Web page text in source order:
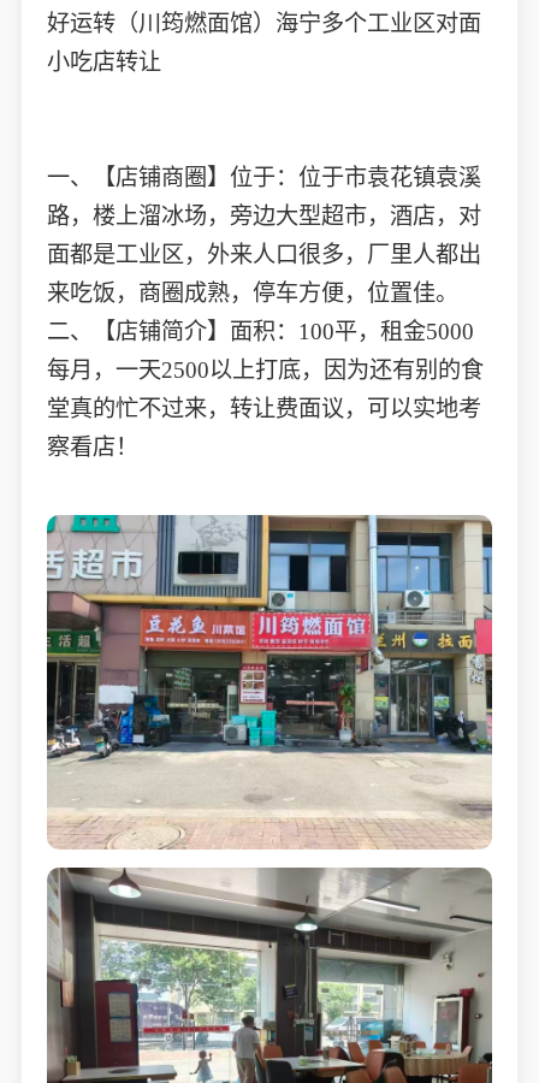
好运转（川筠燃面馆）海宁多个工业区对面
小吃店转让
一、【店铺商圈】位于：位于市袁花镇袁溪
路，楼上溜冰场，旁边大型超市，酒店，对
面都是工业区，外来人口很多，厂里人都出
来吃饭，商圈成熟，停车方便，位置佳。
二、【店铺简介】面积：100平，租金5000
每月，一天2500以上打底，因为还有别的食
堂真的忙不过来，转让费面议，可以实地考
察看店！